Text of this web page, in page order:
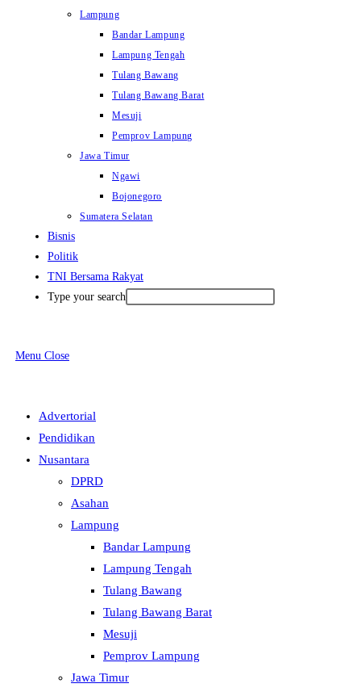
Lampung
Bandar Lampung
Lampung Tengah
Tulang Bawang
Tulang Bawang Barat
Mesuji
Pemprov Lampung
Jawa Timur
Ngawi
Bojonegoro
Sumatera Selatan
Bisnis
Politik
TNI Bersama Rakyat
Type your search
Menu Close
Advertorial
Pendidikan
Nusantara
DPRD
Asahan
Lampung
Bandar Lampung
Lampung Tengah
Tulang Bawang
Tulang Bawang Barat
Mesuji
Pemprov Lampung
Jawa Timur